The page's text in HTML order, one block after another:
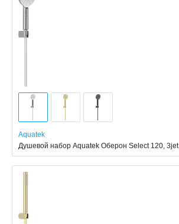
Aquatek
Душевой набор Aquatek Оберон Select 120, 3jet